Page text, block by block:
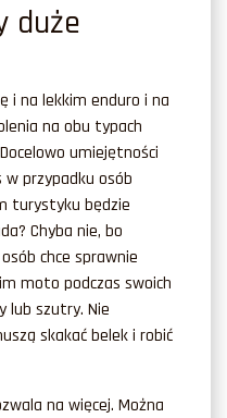
duże
i na lekkim enduro i na
na obu typach
umiejętności
w przypadku osób
turystyku będzie
Chyba nie, bo
chce sprawnie
moto podczas swoich
lub szutry. Nie
skakać belek i robić
na więcej. Można